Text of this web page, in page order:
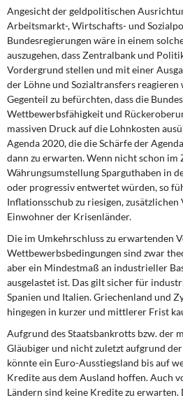
Angesicht der geldpolitischen
Arbeitsmarkt-, Wirtschafts- und
Bundesregierungen wäre in einem
auszugehen, dass Zentralbank und
Vordergrund stellen und mit einer
der Löhne und Sozialtransfers
Gegenteil zu befürchten, dass die
Wettbewerbsfähigkeit und
massiven Druck auf die Lohnkosten
Agenda 2020, die die Schärfe der
dann zu erwarten. Wenn nicht schon im
Währungsumstellung Sparguthaben in
oder progressiv entwertet würden, so
Inflationsschub zu riesigen,
Einwohner der Krisenländer.
Die im Umkehrschluss zu erwartenden
Wettbewerbsbedingungen sind zwar
aber ein Mindestmaß an industrieller
ausgelastet ist. Das gilt sicher für
Spanien und Italien. Griechenland und
hingegen in kurzer und mittlerer Frist
Aufgrund des Staatsbankrotts bzw. der
Gläubiger und nicht zuletzt aufgrund
könnte ein Euro-Ausstiegsland bis auf
Kredite aus dem Ausland hoffen. Auch
Ländern sind keine Kredite zu